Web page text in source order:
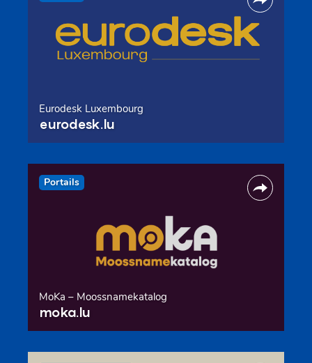
Eurodesk Luxembourg
eurodesk.lu
Portails
MoKa – Moossnamekatalog
moka.lu